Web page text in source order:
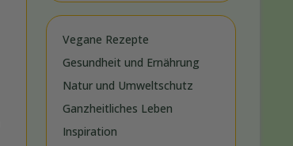
Vegane Rezepte
Gesundheit und Ernährung
Natur und Umweltschutz
Ganzheitliches Leben
Inspiration